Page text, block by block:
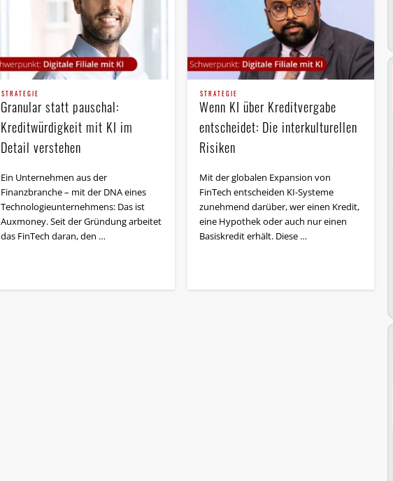
STRATEGIE
Granular statt pauschal:
Kreditwürdigkeit mit KI im
Detail verstehen
Ein Unternehmen aus der
Finanzbranche – mit der DNA eines
Technologieunternehmens: Das ist
Auxmoney. Seit der Gründung arbeitet
das FinTech daran, den …
STRATEGIE
Wenn KI über Kreditvergabe
entscheidet: Die interkulturellen
Risiken
Mit der globalen Expansion von
FinTech entscheiden KI-Systeme
zunehmend darüber, wer einen Kredit,
eine Hypothek oder auch nur einen
Basiskredit erhält. Diese …